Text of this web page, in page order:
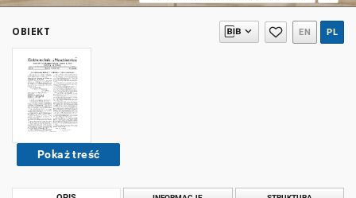
OBIEKT EN PL
Pokaż treść